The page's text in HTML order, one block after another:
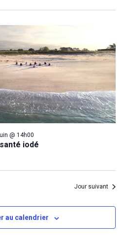
iodé
@ 14h00
Jour suivant
au calendrier